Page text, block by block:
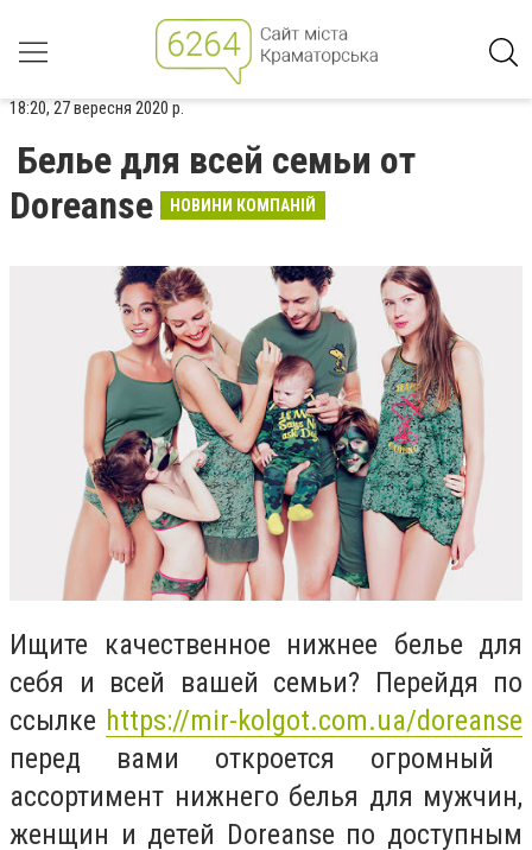
18:20, 27 вересня 2020 р.
Белье для всей семьи от
Doreanse
НОВИНИ КОМПАНІЙ
Ищите качественное нижнее белье для
себя и всей вашей семьи? Перейдя по
ссылке https://mir-kolgot.com.ua/doreanse
перед вами откроется огромный
ассортимент нижнего белья для мужчин,
женщин и детей Doreanse по доступным